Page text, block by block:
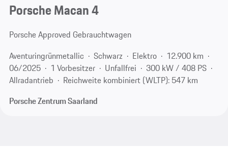
Porsche Macan 4
Porsche Approved Gebrauchtwagen
Aventuringrünmetallic
Schwarz Elektro
12.900 km
06/2025
1 Vorbesitzer Unfallfrei
300 kW / 408 PS
Allradantrieb
Reichweite kombiniert (WLTP): 547 km
Porsche Zentrum Saarland